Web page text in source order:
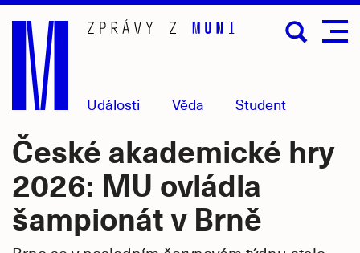
Přejít
hlavní
obsah
Události Věda Student
České akademické hry
2026: MU ovládla
šampionát v Brně